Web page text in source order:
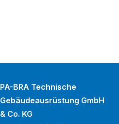
PA-BRA Technische
Gebäudeausrüstung GmbH
& Co. KG